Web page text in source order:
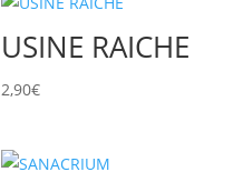
USINE RAICHE
2,90€